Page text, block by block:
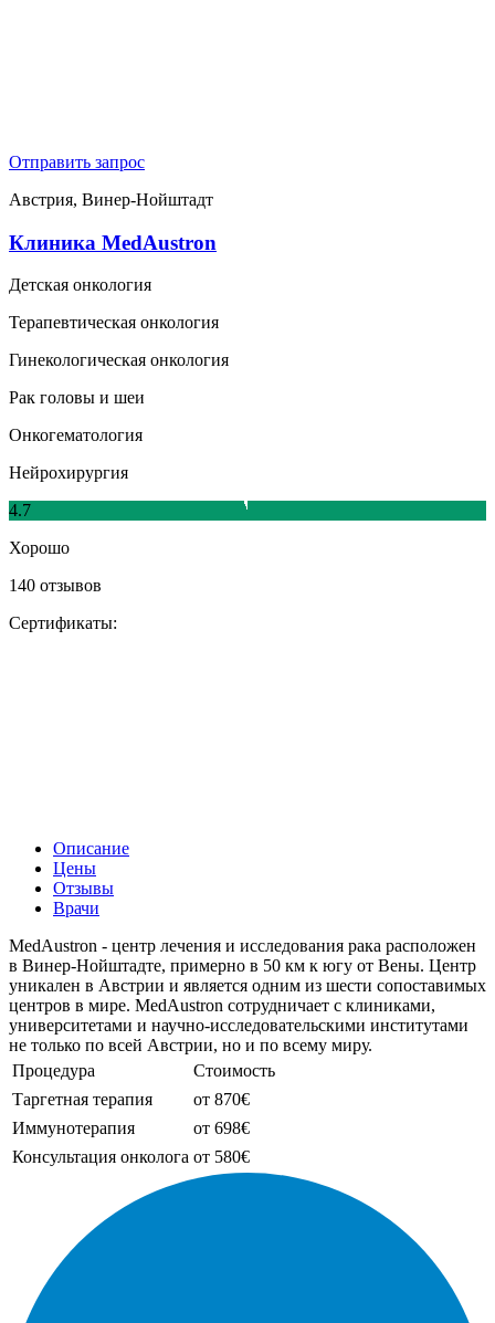
Отправить запрос
Австрия, Винер-Нойштадт
Клиника MedAustron
Детская онкология
Терапевтическая онкология
Гинекологическая онкология
Рак головы и шеи
Онкогематология
Нейрохирургия
4.7
Хорошо
140 отзывов
Сертификаты:
Описание
Цены
Отзывы
Врачи
MedAustron - центр лечения и исследования рака расположен
в Винер-Нойштадте, примерно в 50 км к югу от Вены. Центр
уникален в Австрии и является одним из шести сопоставимых
центров в мире. MedAustron сотрудничает с клиниками,
университетами и научно-исследовательскими институтами
не только по всей Австрии, но и по всему миру.
Процедура
Стоимость
Таргетная терапия
от 870€
Иммунотерапия
от 698€
Консультация онколога от 580€